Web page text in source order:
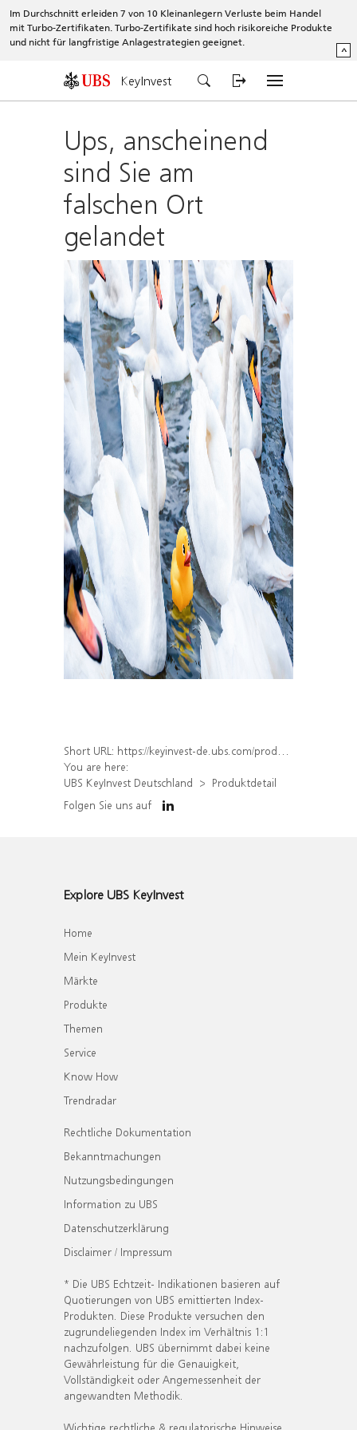
Im Durchschnitt erleiden 7 von 10 Kleinanlegern Verluste beim Handel
mit Turbo-Zertifikaten. Turbo-Zertifikate sind hoch risikoreiche Produkte
und nicht für langfristige Anlagestrategien geeignet.
^
KeyInvest
Ups, anscheinend
sind Sie am
falschen Ort
gelandet
Short URL: https://keyinvest-de.ubs.com/produkt/detail/index/isin/DE000WA4FFF0
You are here:
UBS KeyInvest Deutschland
Produktdetail
Folgen Sie uns auf
Explore UBS KeyInvest
Home
Mein KeyInvest
Märkte
Produkte
Themen
Service
Know How
Trendradar
Rechtliche Dokumentation
Bekanntmachungen
Nutzungsbedingungen
Information zu UBS
Datenschutzerklärung
Disclaimer / Impressum
* Die UBS Echtzeit- Indikationen basieren auf
Quotierungen von UBS emittierten Index-
Produkten. Diese Produkte versuchen den
zugrundeliegenden Index im Verhältnis 1:1
nachzufolgen. UBS übernimmt dabei keine
Gewährleistung für die Genauigkeit,
Vollständigkeit oder Angemessenheit der
angewandten Methodik.